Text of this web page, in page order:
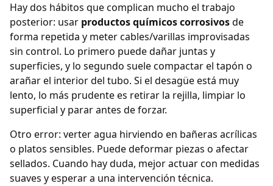
Hay dos hábitos que complican mucho el trabajo
posterior: usar productos químicos corrosivosde
forma repetida y meter cables/varillas improvisadas
sin control. Lo primero puede dañar juntas y
superficies, y lo segundo suele compactar el tapón o
arañar el interior del tubo. Si el desagüe está muy
lento, lo más prudente es retirar la rejilla, limpiar lo
superficial y parar antes de forzar.
Otro error: verter agua hirviendo en bañeras acrílicas
o platos sensibles. Puede deformar piezas o afectar
sellados. Cuando hay duda, mejor actuar con medidas
suaves y esperar a una intervención técnica.